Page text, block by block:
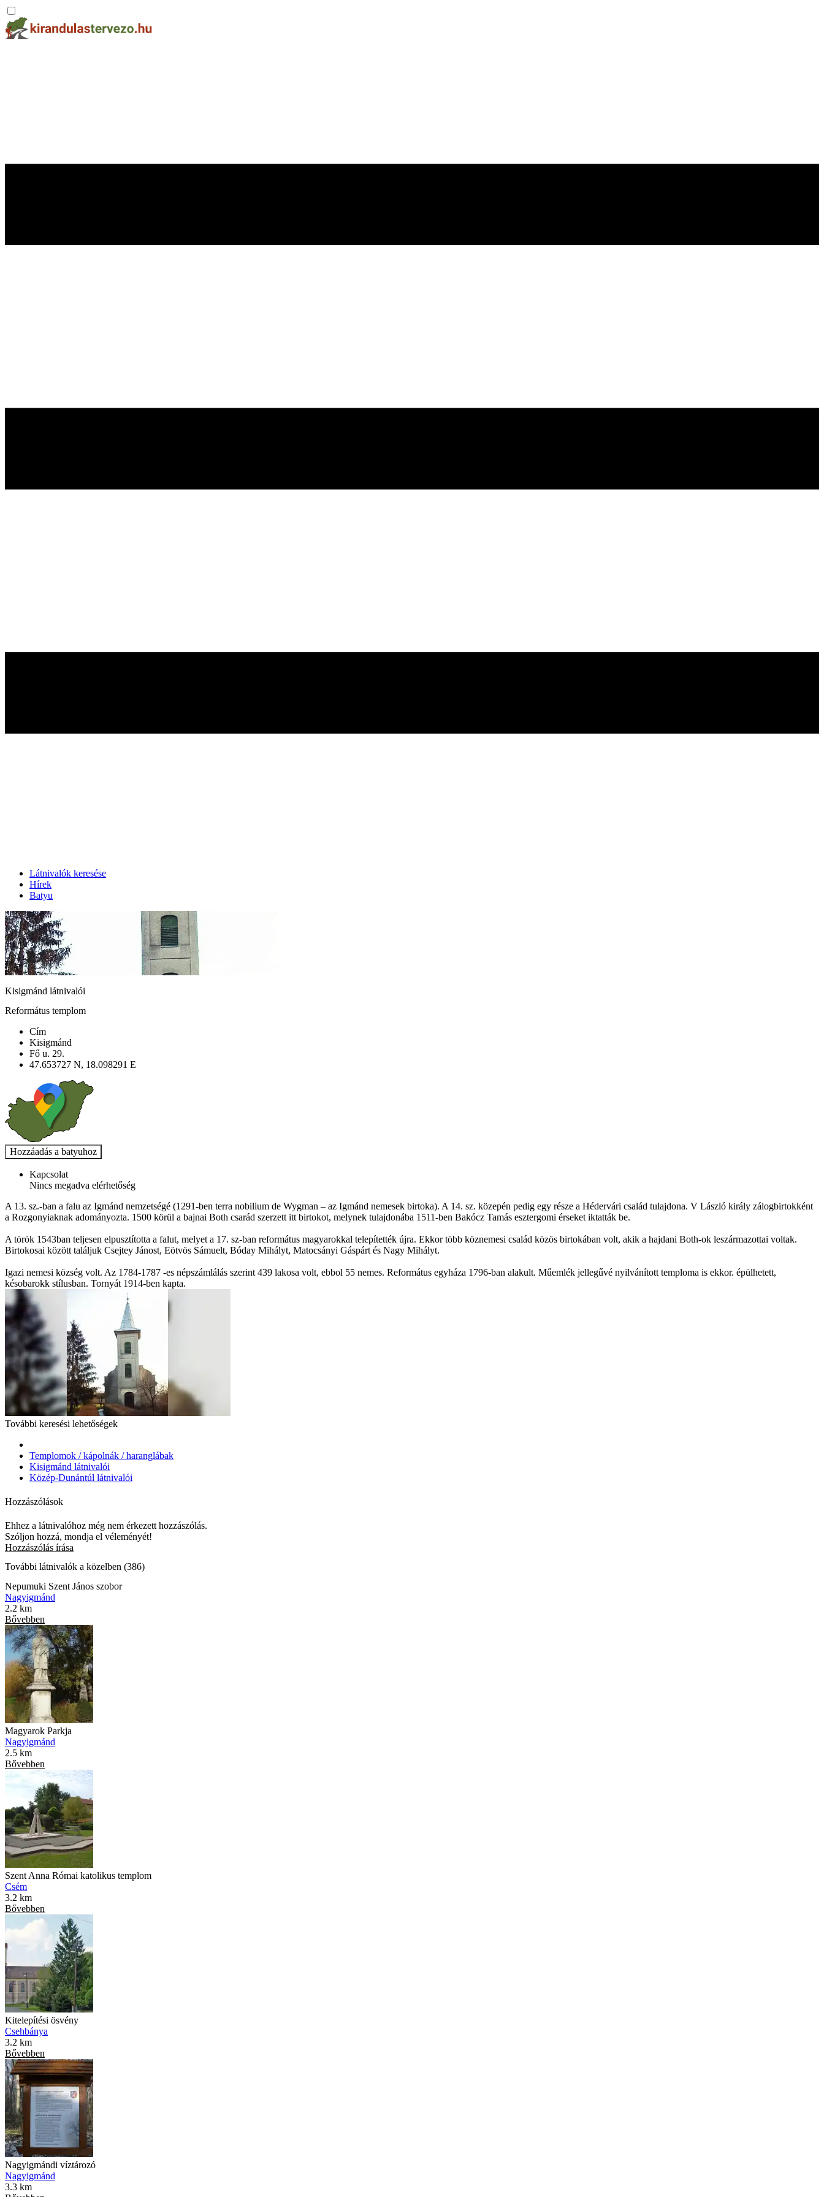
Látnivalók keresése
Hírek
Batyu
Kisigmánd látnivalói
Református templom
Cím
Kisigmánd
Fő u. 29.
47.653727 N, 18.098291 E
Kapcsolat
Nincs megadva elérhetőség
A 13. sz.-ban a falu az Igmánd nemzetségé (1291-ben terra nobilium de Wygman – az Igmánd nemesek birtoka). A 14. sz. közepén pedig egy része a Hédervári család tulajdona. V László király zálogbirtokként
a Rozgonyiaknak adományozta. 1500 körül a bajnai Both csarád szerzett itt birtokot, melynek tulajdonába 1511-ben Bakócz Tamás esztergomi érseket iktatták be.
A török 1543ban teljesen elpusztította a falut, melyet a 17. sz-ban református magyarokkal telepítették újra. Ekkor több köznemesi család közös birtokában volt, akik a hajdani Both-ok leszármazottai voltak.
Birtokosai között találjuk Csejtey Jánost, Eötvös Sámuelt, Bóday Mihályt, Matocsányi Gáspárt és Nagy Mihályt.
Igazi nemesi község volt. Az 1784-1787 -es népszámlálás szerint 439 lakosa volt, ebbol 55 nemes. Református egyháza 1796-ban alakult. Műemlék jellegűvé nyilvánított temploma is ekkor. épülhetett,
késobarokk stílusban. Tornyát 1914-ben kapta.
További keresési lehetőségek
Templomok / kápolnák / haranglábak
Kisigmánd látnivalói
Közép-Dunántúl látnivalói
Hozzászólások
Ehhez a látnivalóhoz még nem érkezett hozzászólás.
Szóljon hozzá, mondja el véleményét!
Hozzászólás írása
További látnivalók a közelben (386)
Nepumuki Szent János szobor
Nagyigmánd
2.2 km
Bővebben
Magyarok Parkja
Nagyigmánd
2.5 km
Bővebben
Szent Anna Római katolikus templom
Csém
3.2 km
Bővebben
Kitelepítési ösvény
Csehbánya
3.2 km
Bővebben
Nagyigmándi víztározó
Nagyigmánd
3.3 km